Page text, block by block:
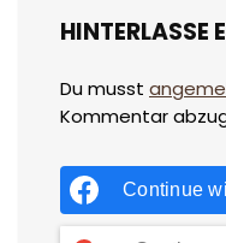
HINTERLASSE
Du musst
Kommentar
Continue